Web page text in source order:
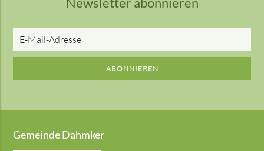
Adresse
ABONNIEREN
Gemeinde Dahmker